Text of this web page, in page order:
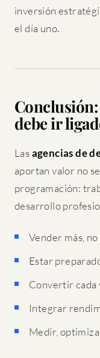
inversión
el día uno.
debe ir
Lasagencias de
aportan valor no
programación:
desarrollo
Vender más,
Estar
Convertir cada
Integrar
Medir,